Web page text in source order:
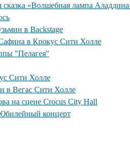
сказка «Волшебная лампа
в Backstage
в Крокус Сити Холле
"Пелагея"
Сити Холле
в Вегас Сити Холле
на сцене Crocus City Hall
концерт